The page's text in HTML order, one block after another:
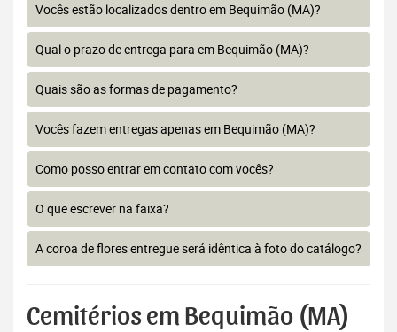
Vocês estão localizados dentro em Bequimão (MA)?
Qual o prazo de entrega para em Bequimão (MA)?
Quais são as formas de pagamento?
Vocês fazem entregas apenas em Bequimão (MA)?
Como posso entrar em contato com vocês?
O que escrever na faixa?
A coroa de flores entregue será idêntica à foto do catálogo?
Cemitérios em Bequimão (MA)